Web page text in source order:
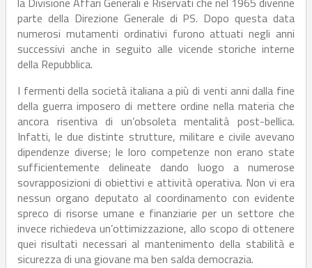
parte della Direzione Generale di PS. Dopo questa data
numerosi mutamenti ordinativi furono attuati negli anni
successivi anche in seguito alle vicende storiche interne
della Repubblica.
I fermenti della società italiana a più di venti anni dalla fine
della guerra imposero di mettere ordine nella materia che
ancora risentiva di un’obsoleta mentalità post-bellica.
Infatti, le due distinte strutture, militare e civile avevano
dipendenze diverse; le loro competenze non erano state
sufficientemente delineate dando luogo a numerose
sovrapposizioni di obiettivi e attività operativa. Non vi era
nessun organo deputato al coordinamento con evidente
spreco di risorse umane e finanziarie per un settore che
invece richiedeva un’ottimizzazione, allo scopo di ottenere
quei risultati necessari al mantenimento della stabilità e
sicurezza di una giovane ma ben salda democrazia.